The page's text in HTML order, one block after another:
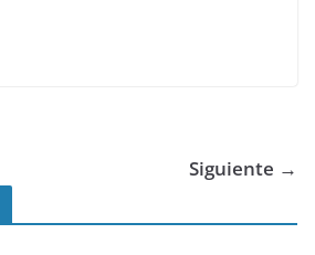
Siguiente →